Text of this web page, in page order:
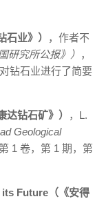
业》）
，作者不
研究所公报》） ，
钻石业进行了简要
钻石矿》）
，L.
Geological
1 卷，第 1 期，第
Future（《安得